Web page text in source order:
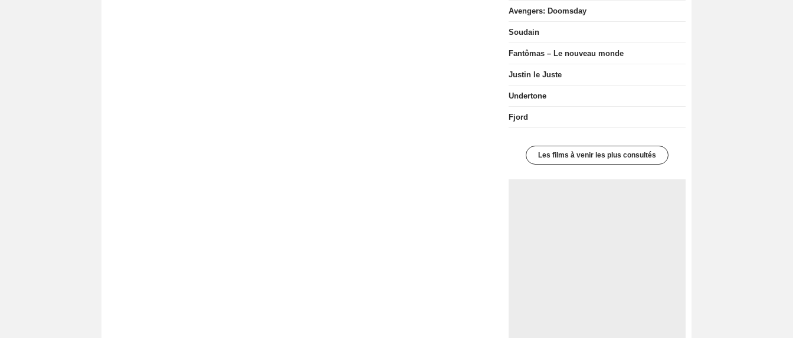
Avengers: Doomsday
Soudain
Fantômas – Le nouveau monde
Justin le Juste
Undertone
Fjord
Les films à venir les plus consultés